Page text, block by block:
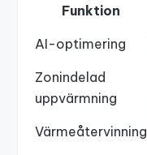
Funktion
AI-optimering
Zonindelad
uppvärmning
Värmeåtervinning